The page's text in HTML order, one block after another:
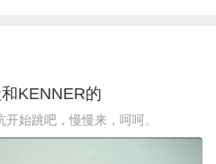
KENNER的
始跳吧，慢慢来，呵呵。